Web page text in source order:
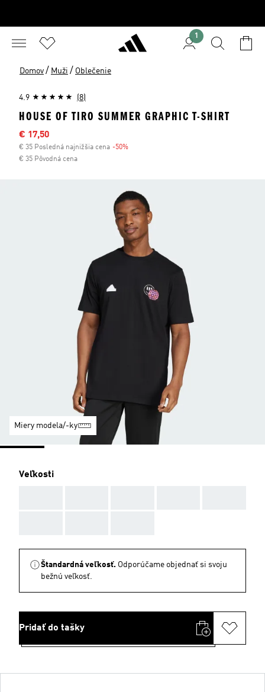
1
Domov / Muži / Oblečenie
4.9 (8)
HOUSE OF TIRO SUMMER GRAPHIC T-SHIRT
Výpredajová cena
€ 17,50
€ 35 Posledná najnižšia cena -50%
€ 35 Pôvodná cena
Miery modela/-ky
Veľkosti
Štandardná veľkosť. Odporúčame objednať si svoju
bežnú veľkosť.
Pridať do tašky